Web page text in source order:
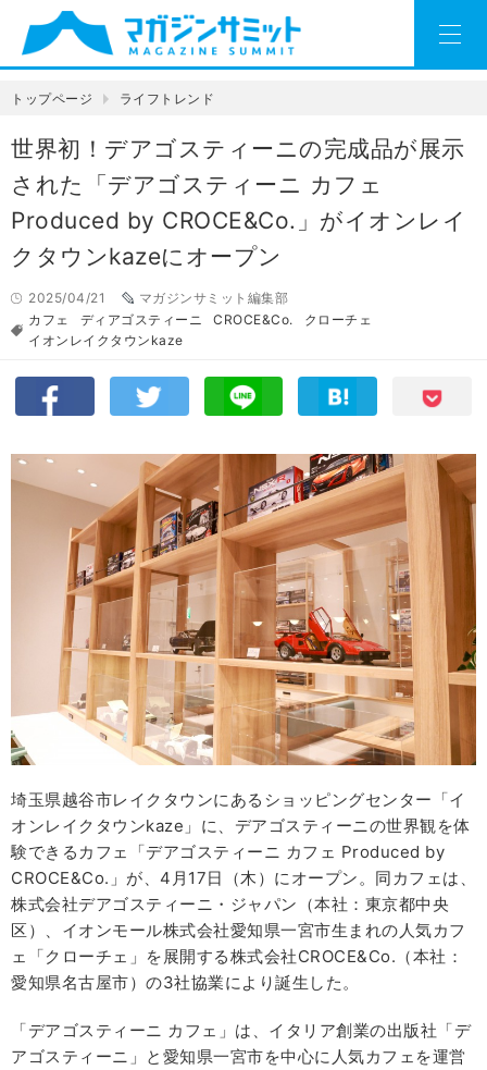
トップページ ライフトレンド
世界初！デアゴスティーニの完成品が展示
された「デアゴスティーニ カフェ
Produced by CROCE&Co.」がイオンレイ
クタウンkazeにオープン
2025/04/21
マガジンサミット編集部
カフェ
ディアゴスティーニ CROCE&Co.
クローチェ
イオンレイクタウンkaze
埼玉県越谷市レイクタウンにあるショッピングセンター「イ
オンレイクタウンkaze」に、デアゴスティーニの世界観を体
験できるカフェ「デアゴスティーニ カフェ Produced by
CROCE&Co.」が、4月17日（木）にオープン。同カフェは、
株式会社デアゴスティーニ・ジャパン（本社：東京都中央
区）、イオンモール株式会社愛知県一宮市生まれの人気カフ
ェ「クローチェ」を展開する株式会社CROCE&Co.（本社：
愛知県名古屋市）の3社協業により誕生した。
「デアゴスティーニ カフェ」は、イタリア創業の出版社「デ
アゴスティーニ」と愛知県一宮市を中心に人気カフェを運営